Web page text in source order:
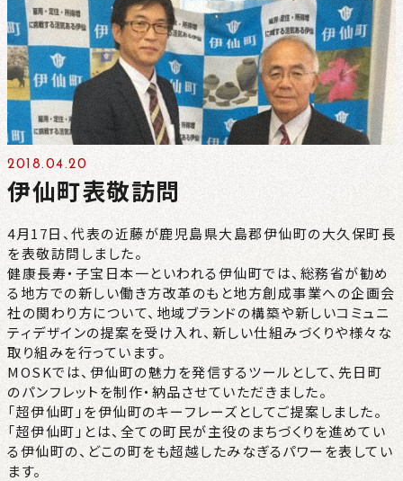
2018.04.20
伊仙町表敬訪問
4月17日、代表の近藤が鹿児島県大島郡伊仙町の大久保町長
を表敬訪問しました。
健康長寿・子宝日本一といわれる伊仙町では、総務省が勧め
る地方での新しい働き方改革のもと地方創成事業への企画会
社の関わり方について、地域ブランドの構築や新しいコミュニ
ティデザインの提案を受け入れ、新しい仕組みづくりや様々な
取り組みを行っています。
MOSKでは、伊仙町の魅力を発信するツールとして、先日町
のパンフレットを制作・納品させていただきました。
「超伊仙町」を伊仙町のキーフレーズとしてご提案しました。
「超伊仙町」とは、全ての町民が主役のまちづくりを進めてい
る伊仙町の、どこの町をも超越したみなぎるパワーを表してい
ます。
CONTACT
NEWS
PRIVACY